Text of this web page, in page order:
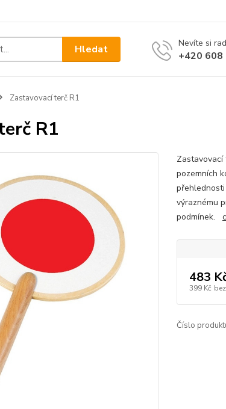
Hledat Nevíte si
+420 608
Zastavovací terč R1
R1
Zastavovací
pozemních
přehlednosti
výraznému
podmínek.
483
399 Kč
Číslo